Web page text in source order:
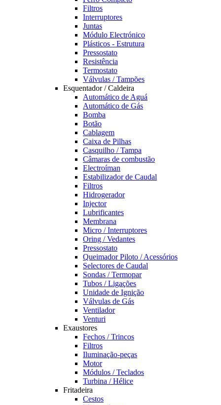
Filtros
Interruptores
Juntas
Módulo Electrónico
Plásticos - Estrutura
Pressostato
Resistência
Termostato
Válvulas / Tampões
Esquentador / Caldeira
Automático de Aguá
Automático de Gás
Bomba
Botão
Cablagem
Caixa de Pilhas
Casquilho / Tampa
Câmaras de combustão
Electroíman
Estabilizador de Caudal
Filtros
Hidrogerador
Injector
Lubrificantes
Membrana
Micro / Interruptores
Oring / Vedantes
Pressostato
Queimador Piloto / Acessórios
Selectores de Caudal
Sondas / Termopar
Tubos / Ligações
Unidade de Ignição
Válvulas de Gás
Ventilador
Venturi
Exaustores
Fechos / Trincos
Filtros
Iluminação-peças
Motor
Módulos / Teclados
Turbina / Hélice
Fritadeira
Cestos